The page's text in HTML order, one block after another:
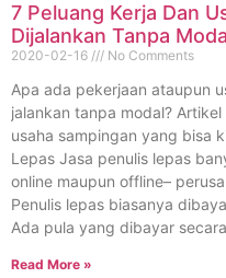
7 Peluang Kerja Dan
Dijalankan Tanpa
2020-02-16 No Comments
Apa ada pekerjaan ataupun
jalankan tanpa modal?
usaha sampingan yang bisa
Lepas Jasa penulis lepas
online maupun offline–
Penulis lepas biasanya
Ada pula yang dibayar
Read More »